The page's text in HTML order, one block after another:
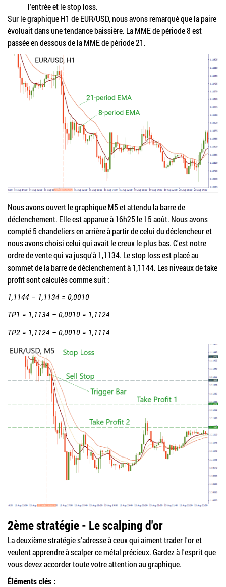
l'entrée et le stop loss.
Sur le graphique H1 de EUR/USD, nous avons remarqué que la paire
évoluait dans une tendance baissière. La MME de période 8 est
passée en dessous de la MME de période 21.
Nous avons ouvert le graphique M5 et attendu la barre de
déclenchement. Elle est apparue à 16h25 le 15 août. Nous avons
compté 5 chandeliers en arrière à partir de celui du déclencheur et
nous avons choisi celui qui avait le creux le plus bas. C'est notre
ordre de vente qui va jusqu'à 1,1134. Le stop loss est placé au
sommet de la barre de déclenchement à 1,1144. Les niveaux de take
profit sont calculés comme suit :
1,1144 – 1,1134 = 0,0010
TP1 = 1,1134 – 0,0010 = 1,1124
TP2 = 1,1124 – 0,0010 = 1,1114
2ème stratégie - Le scalping d'or
La deuxième stratégie s'adresse à ceux qui aiment trader l'or et
veulent apprendre à scalper ce métal précieux. Gardez à l'esprit que
vous devez accorder toute votre attention au graphique.
Éléments clés :